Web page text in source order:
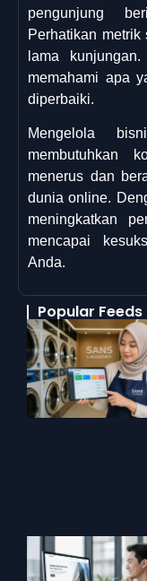
pengunjung
Perhatikan metrik
lama
memahami apa
diperbaiki.
Mengelola
membutuhkan
menerus dan
dunia online.
meningkatkan
mencapai
Anda.
Popular Feeds